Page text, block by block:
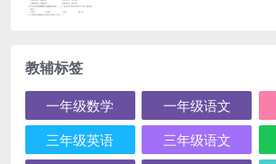
教辅标签
一年级数学 一年级语文
三年级英语
三年级语文